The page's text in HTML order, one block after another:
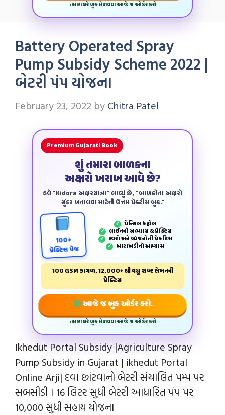
તમારા ઘરે બુક મેળવવા આજે જ ઓર્ડર કરો
Battery Operated Spray
Pump Subsidy Scheme 2022 |
બેટરી પંપ યોજના
February 23, 2022 by Chitra Patel
Premium Gujarati Book
શું તમારા બાળકના
અક્ષરો ખરાબ આવે છે?
હવે "Kidora અક્ષરયાત્રા" લાવ્યું છે, "બાળકોના અક્ષરો
સુંદર બનાવવા માટેની ઉત્તમ પ્રેક્ટીસ બુક."
100+
પ્રેક્ટિસ પેજ
✓ પેન્‍સિલ કંટ્રોલ
✓ લાઈનનો અભ્યાસ & પ્રેક્ટિસ
✓ સ્વરો અને વ્યંજનોની પ્રેકટિસ
✓ બારાખડીનો અભ્યાસ
100 GSM કાગળ, 12,000+ થી વધુ શબ્દ લેખનની
પ્રેક્ટિસ
આજે જ બુક ઓર્ડર કરો.
તમારા ઘરે બુક મેળવવા આજે જ ઓર્ડર કરો
Ikhedut Portal Subsidy |Agriculture Spray
Pump Subsidy in Gujarat | ikhedut Portal
Online Arji| દવા છાંટવાનો બેટરી સંચાલિત પમ્પ પર
સબસીડી । 16 લિટર સુધી બેટરી આધારિત પંપ પર
10,000 સુધી સહાય યોજના